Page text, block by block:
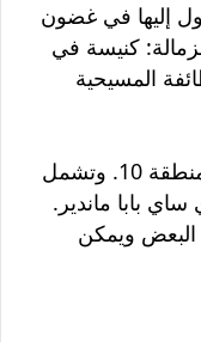
إليها في غضون
كنيسة في
المسيحية
هناك العديد من المعابد بالقرب من منطقة 10. وتشمل
بابا ماندير.
البعض ويمكن